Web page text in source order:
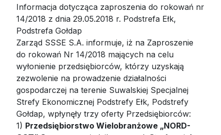
Informacja dotycząca zaproszenia do rokowań nr
14/2018 z dnia 29.05.2018 r. Podstrefa Ełk,
Podstrefa Gołdap
Zarząd SSSE S.A. informuje, iż na Zaproszenie
do rokowań Nr 14/2018 mających na celu
wyłonienie przedsiębiorców, którzy uzyskają
zezwolenie na prowadzenie działalności
gospodarczej na terenie Suwalskiej Specjalnej
Strefy Ekonomicznej Podstrefy Ełk, Podstrefy
Gołdap, wpłynęły trzy oferty Przedsiębiorców:
1) Przedsiębiorstwo Wielobranżowe „NORD-